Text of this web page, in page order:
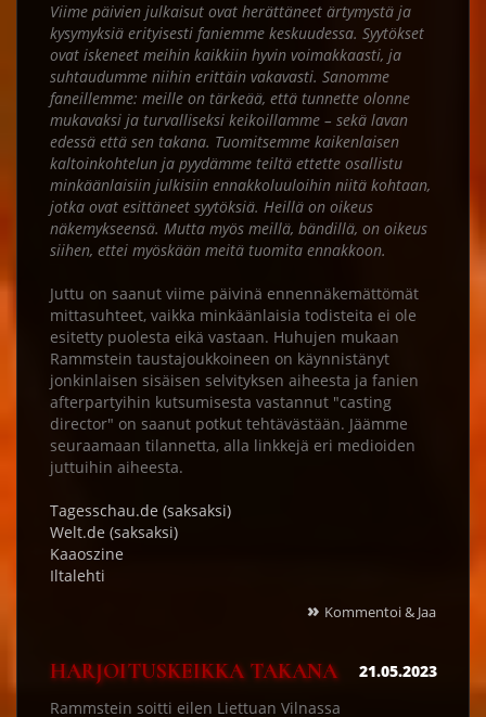
Viime päivien julkaisut ovat herättäneet ärtymystä ja
kysymyksiä erityisesti faniemme keskuudessa. Syytökset
ovat iskeneet meihin kaikkiin hyvin voimakkaasti, ja
suhtaudumme niihin erittäin vakavasti. Sanomme
faneillemme: meille on tärkeää, että tunnette olonne
mukavaksi ja turvalliseksi keikoillamme – sekä lavan
edessä että sen takana. Tuomitsemme kaikenlaisen
kaltoinkohtelun ja pyydämme teiltä ettette osallistu
minkäänlaisiin julkisiin ennakkoluuloihin niitä kohtaan,
jotka ovat esittäneet syytöksiä. Heillä on oikeus
näkemykseensä. Mutta myös meillä, bändillä, on oikeus
siihen, ettei myöskään meitä tuomita ennakkoon.
Juttu on saanut viime päivinä ennennäkemättömät
mittasuhteet, vaikka minkäänlaisia todisteita ei ole
esitetty puolesta eikä vastaan. Huhujen mukaan
Rammstein taustajoukkoineen on käynnistänyt
jonkinlaisen sisäisen selvityksen aiheesta ja fanien
afterpartyihin kutsumisesta vastannut "casting
director" on saanut potkut tehtävästään. Jäämme
seuraamaan tilannetta, alla linkkejä eri medioiden
juttuihin aiheesta.
Tagesschau.de (saksaksi)
Welt.de (saksaksi)
Kaaoszine
Iltalehti
» Kommentoi & Jaa
HARJOITUSKEIKKA TAKANA
21.05.2023
Rammstein soitti eilen Liettuan Vilnassa